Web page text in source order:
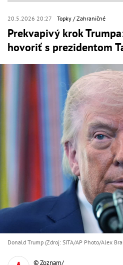
20.5.2026 20:27 Topky Zahraničné
Prekvapivý krok
hovoriť s prezidentom
Donald Trump (Zdroj: SITA/AP Photo/Alex
© Zoznam/